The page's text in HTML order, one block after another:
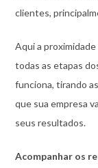
clientes,
Aqui a
todas as etapas
funciona, tirando
que sua empresa
seus resultados.
Acompanhar os